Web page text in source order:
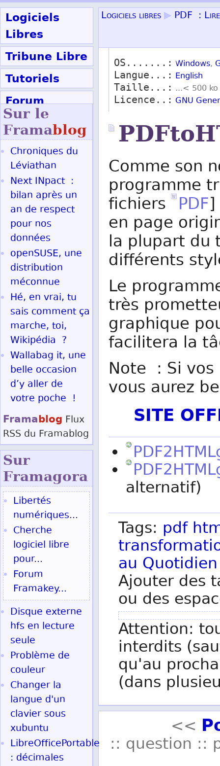
Logiciels
Libres
Tribune Libre
Tutoriels
Forum
Participer
Logiciels libres ▶ PDF :
OS.......: Windows,
Langue...: English
Taille...: ...< 500 ko
Licence..: GNU
Comme son
programme
fichiers PDF
en page
la plupart du
différents
Le
très
graphique
facilitera la
Note : Si
vous aurez
SITE
alternatif)
Tags: pdf
au Quotidien
Ajouter des
ou des
Attention:
interdits
qu'au
(dans
<<
:: question ::
Sur le
Framablog
Chroniques du
Léviathan
Next INpact :
bilan après un
an de respect
pour nos
données
openSUSE, une
distribution
méconnue
Hé, en vrai, tu
sais comment ça
marche, toi,
Wikipédia ?
Wallabag it, une
belle occasion
d’y aller de
votre poche !
Framablog Flux
RSS du Framablog
Sur
Framagora
Libertés
numériques...
Cherche
logiciel libre
pour...
Forum
Framakey...
Disque externe
hfs en lecture
seule
Problème de
couleur
Changer la
langue d'un
clavier sous
xubuntu
LibreOfficePortable
: décimales